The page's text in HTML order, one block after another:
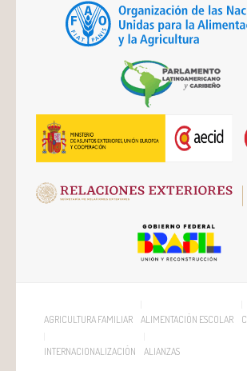
AGRICULTURA FAMILIAR ALIMENTACIÓN ESCOLAR
INTERNACIONALIZACIÓN ALIANZAS